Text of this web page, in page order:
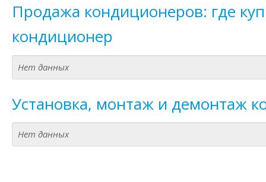
Продажа кондиционеров: где
кондиционер
Нет данных
Установка, монтаж и демонтаж
Нет данных